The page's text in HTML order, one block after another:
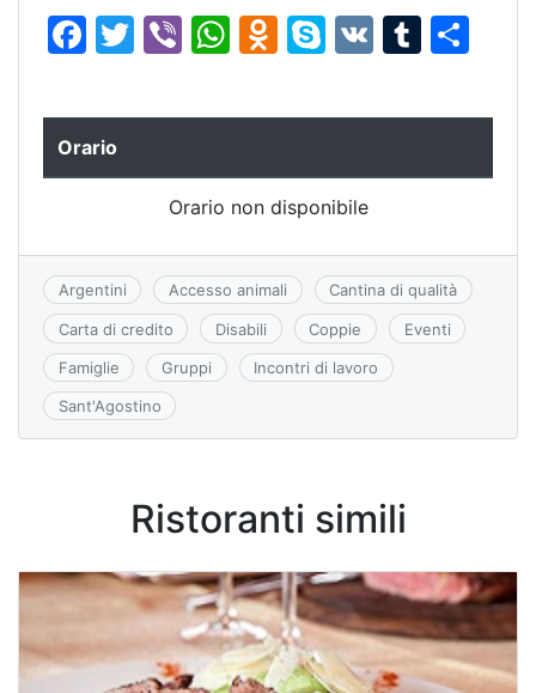
F
c
e
b
o
k
T
itt
Vi
er
W
at
A
p
p
O
n
kl
a
s
s
ni
ki
S
y
e
V
T
m
r
n
vi
Orario
Orario non disponibile
Argentini Accesso animali Cantina di qualità
Carta di credito Disabili Coppie Eventi
Famiglie Gruppi Incontri di lavoro
Sant'Agostino
Ristoranti simili